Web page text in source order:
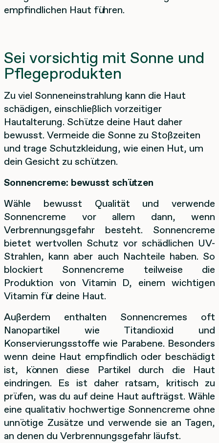
empfindlichen Haut führen.
Sei vorsichtig mit Sonne und
Pflegeprodukten
Zu viel Sonneneinstrahlung kann die Haut
schädigen, einschließlich vorzeitiger
Hautalterung. Schütze deine Haut daher
bewusst. Vermeide die Sonne zu Stoßzeiten
und trage Schutzkleidung, wie einen Hut, um
dein Gesicht zu schützen.
Sonnencreme: bewusst schützen
Wähle bewusst Qualität und verwende
Sonnencreme vor allem dann, wenn
Verbrennungsgefahr besteht. Sonnencreme
bietet wertvollen Schutz vor schädlichen UV-
Strahlen, kann aber auch Nachteile haben. So
blockiert Sonnencreme teilweise die
Produktion von Vitamin D, einem wichtigen
Vitamin für deine Haut.
Außerdem enthalten Sonnencremes oft
Nanopartikel wie Titandioxid und
Konservierungsstoffe wie Parabene. Besonders
wenn deine Haut empfindlich oder beschädigt
ist, können diese Partikel durch die Haut
eindringen. Es ist daher ratsam, kritisch zu
prüfen, was du auf deine Haut aufträgst. Wähle
eine qualitativ hochwertige Sonnencreme ohne
unnötige Zusätze und verwende sie an Tagen,
an denen du Verbrennungsgefahr läufst.